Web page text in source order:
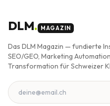
DLM. MAGAZIN
Das DLM Magazin — fundierte
SEO/GEO, Marketing
Transformation für Schweizer